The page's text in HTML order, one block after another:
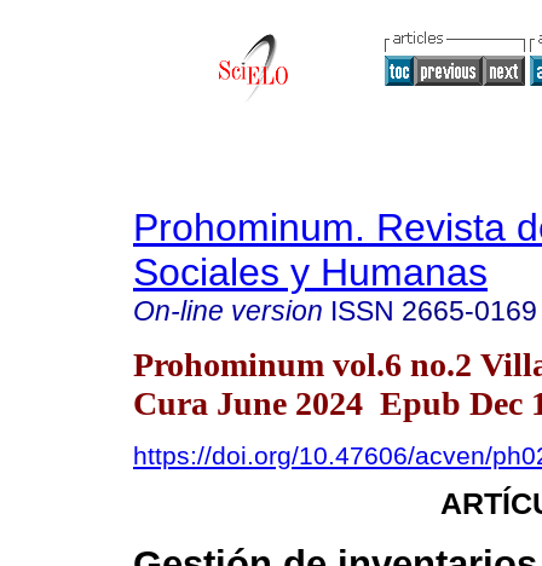
Prohominum. Revista
Sociales y Humanas
On-line version ISSN 2665-0169
Prohominum vol.6 no.2
Cura June 2024 Epub Dec
https://doi.org/10.47606/acven/